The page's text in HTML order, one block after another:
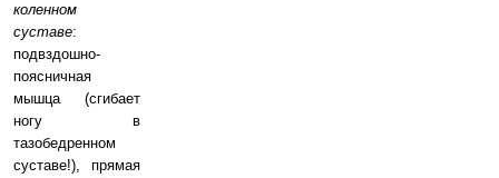
коленном
суставе:
подвздошно-
поясничная
мышца (сгибает
ногу в
тазобедренном
суставе!), прямая